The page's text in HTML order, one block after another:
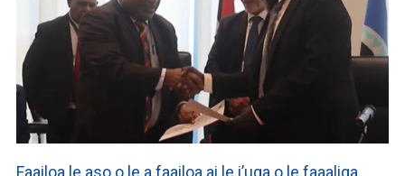
Faailoa le aso o le a faailoa ai le i’uga o le faaaliga